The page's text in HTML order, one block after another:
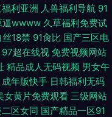
利亚洲 人兽福利导航 91
逼wwww 久草福利免费试
18禁 91肏比 国产三区电
97超在线视 免费视频网站
精品成人无码视频 男女午
成年版快手 日韩福利无码
女黄片免费观看 三级网站
区女同 国产精品一区91